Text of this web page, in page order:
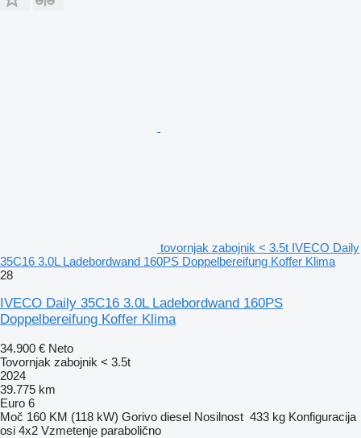
tovornjak zabojnik < 3.5t IVECO Daily
35C16 3.0L Ladebordwand 160PS Doppelbereifung Koffer Klima
28
IVECO Daily 35C16 3.0L Ladebordwand 160PS
Doppelbereifung Koffer Klima
34.900 € Neto
Tovornjak zabojnik < 3.5t
2024
39.775 km
Euro 6
Moč 160 KM (118 kW) Gorivo diesel Nosilnost 433 kg Konfiguracija
osi 4x2 Vzmetenje parabolično